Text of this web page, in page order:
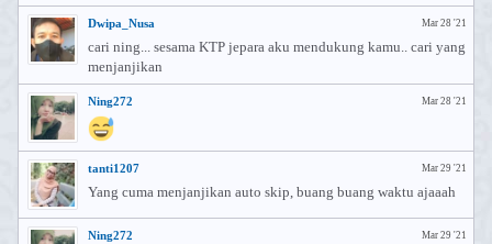
Mar 28 '21
Dwipa_Nusa
cari ning... sesama KTP jepara aku mendukung kamu.. cari yang
menjanjikan
Mar 28 '21
Ning272
Mar 29 '21
tanti1207
Yang cuma menjanjikan auto skip, buang buang waktu ajaaah
Mar 29 '21
Ning272